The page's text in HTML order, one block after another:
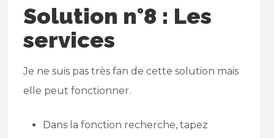
Solution n°8 : Les
services
Je ne suis pas très fan de cette solution mais
elle peut fonctionner.
Dans la fonction recherche, tapez